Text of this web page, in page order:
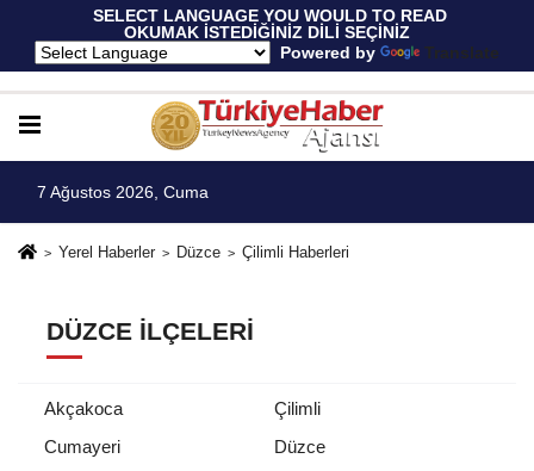
SELECT LANGUAGE YOU WOULD TO READ
OKUMAK İSTEDİĞİNİZ DİLİ SEÇİNİZ
Powered by
Translate
7 Ağustos 2026, Cuma
Yerel Haberler Düzce Çilimli Haberleri
DÜZCE İLÇELERI
Akçakoca
Çilimli
Cumayeri
Düzce